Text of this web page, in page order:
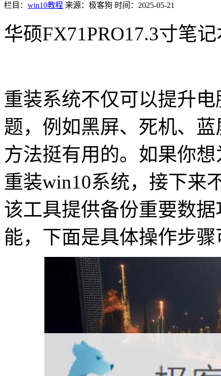
栏目： win10教程 来源：极客狗 时间：2025-05-21
华硕FX71PRO17.3寸笔
重装系统不仅可以提升
题，例如黑屏、死机、
方法挺有用的。如果你想
重装win10系统，接下来
该工具提供备份重要数
能，下面是具体操作步